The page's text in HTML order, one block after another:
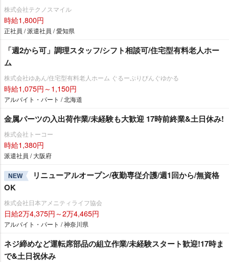
株式会社テクノスマイル
時給1,800円
正社員 / 派遣社員 / 愛知県
「週2から可」調理スタッフ/シフト相談可/住宅型有料老人ホー
ム
株式会社ゆあん/住宅型有料老人ホーム ぐるーぷりびんぐゆかる
時給1,075円～1,150円
アルバイト・パート / 北海道
金属パーツの入出荷作業/未経験も大歓迎 17時前終業&土日休み!
株式会社トーコー
時給1,380円
派遣社員 / 大阪府
NEW
リニューアルオープン/夜勤専従介護/週1回から/無資格
OK
株式会社日本アメニティライフ協会
日給2万4,375円～2万4,465円
アルバイト・パート / 神奈川県
ネジ締めなど運転席部品の組立作業/未経験スタート歓迎!17時ま
で&土日祝休み